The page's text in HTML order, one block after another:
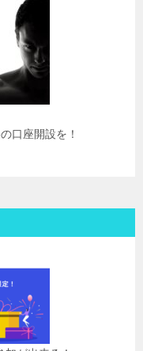
口座開設を！